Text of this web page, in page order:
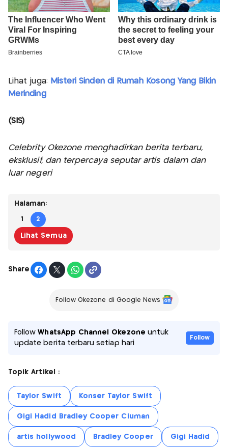
Lihat juga: Misteri Sinden di Rumah Kosong Yang Bikin
Merinding
(SIS)
Celebrity Okezone menghadirkan berita terbaru,
eksklusif, dan terpercaya seputar artis dalam dan
luar negeri
Halaman:
1 2
Lihat Semua
Share
Follow Okezone di Google News
FollowWhatsApp Channel Okezone untuk
update berita terbaru setiap hari
Follow
Topik Artikel :
Taylor Swift Konser Taylor Swift
Gigi Hadid Bradley Cooper Ciuman
artis hollywood Bradley Cooper Gigi Hadid